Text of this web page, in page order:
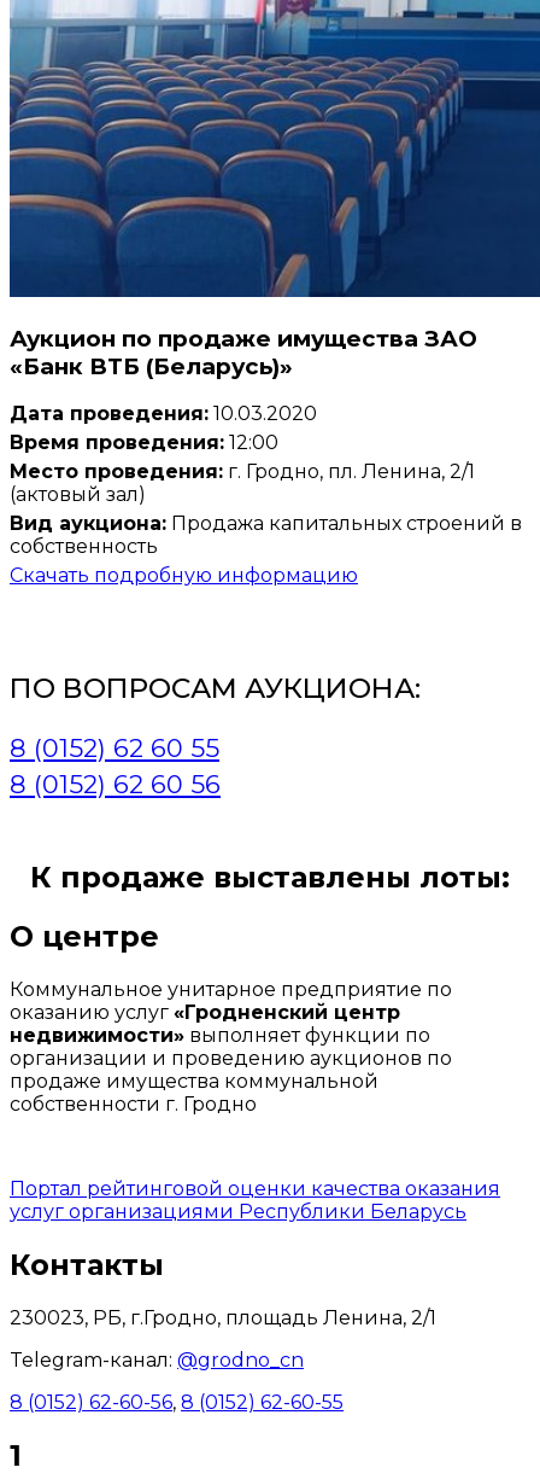
Аукцион по продаже имущества ЗАО
«Банк ВТБ (Беларусь)»
Дата проведения: 10.03.2020
Время проведения: 12:00
Место проведения: г. Гродно, пл. Ленина, 2/1
(актовый зал)
Вид аукциона: Продажа капитальных строений в
собственность
Скачать подробную информацию
ПО ВОПРОСАМ АУКЦИОНА:
8 (0152) 62 60 55
8 (0152) 62 60 56
К продаже выставлены лоты:
О центре
Коммунальное унитарное предприятие по
оказанию услуг «Гродненский центр
недвижимости» выполняет функции по
организации и проведению аукционов по
продаже имущества коммунальной
собственности г. Гродно
Портал рейтинговой оценки качества оказания
услуг организациями Республики Беларусь
Контакты
230023, РБ, г.Гродно, площадь Ленина, 2/1
Telegram-канал: @grodno_cn
8 (0152) 62-60-56, 8 (0152) 62-60-55
1